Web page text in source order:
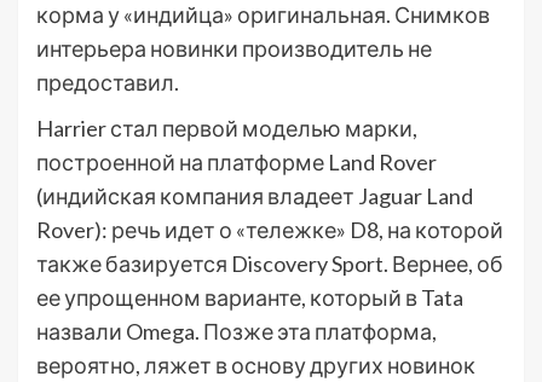
корма у «индийца» оригинальная. Снимков
интерьера новинки производитель не
предоставил.
Harrier стал первой моделью марки,
построенной на платформе Land Rover
(индийская компания владеет Jaguar Land
Rover): речь идет о «тележке» D8, на которой
также базируется Discovery Sport. Вернее, об
ее упрощенном варианте, который в Tata
назвали Omega. Позже эта платформа,
вероятно, ляжет в основу других новинок